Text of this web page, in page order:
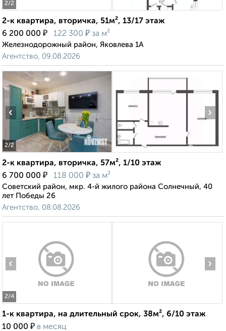
2/2
2-к квартира, вторичка, 51м², 13/17 этаж
6 200 000 ₽ 122 300 ₽ за м²
Железнодорожный район, Яковлева 1А
Агентство, 09.08.2026
2/2
‹ ›
2-к квартира, вторичка, 57м², 1/10 этаж
6 700 000 ₽ 118 000 ₽ за м²
Советский район, мкр. 4-й жилого района Солнечный, 40
лет Победы 26
Агентство, 08.08.2026
2/4
‹ ›
1-к квартира, на длительный срок, 38м², 6/10 этаж
10 000 ₽ в месяц